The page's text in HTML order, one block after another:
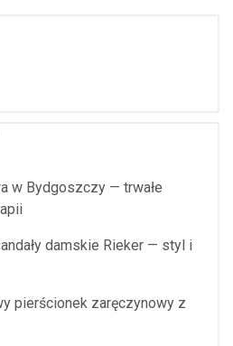
w Bydgoszczy — trwałe
damskie Rieker — styl i
pierścionek zaręczynowy z